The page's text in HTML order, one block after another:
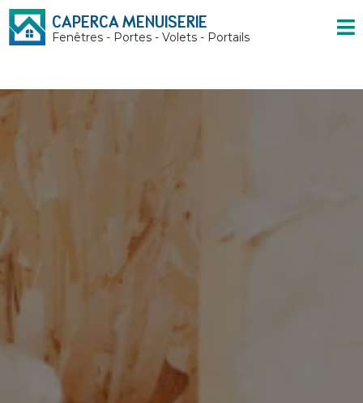
CAPERCA MENUISERIE
Fenêtres - Portes - Volets - Portails